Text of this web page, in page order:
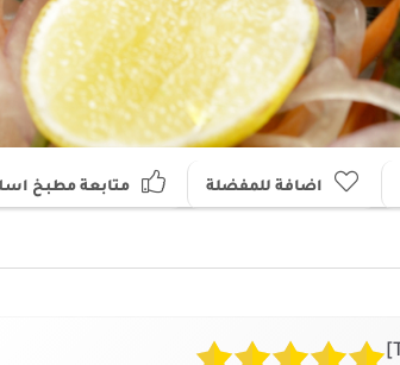
اضافة للمفضلة متابعة مطبخ
]